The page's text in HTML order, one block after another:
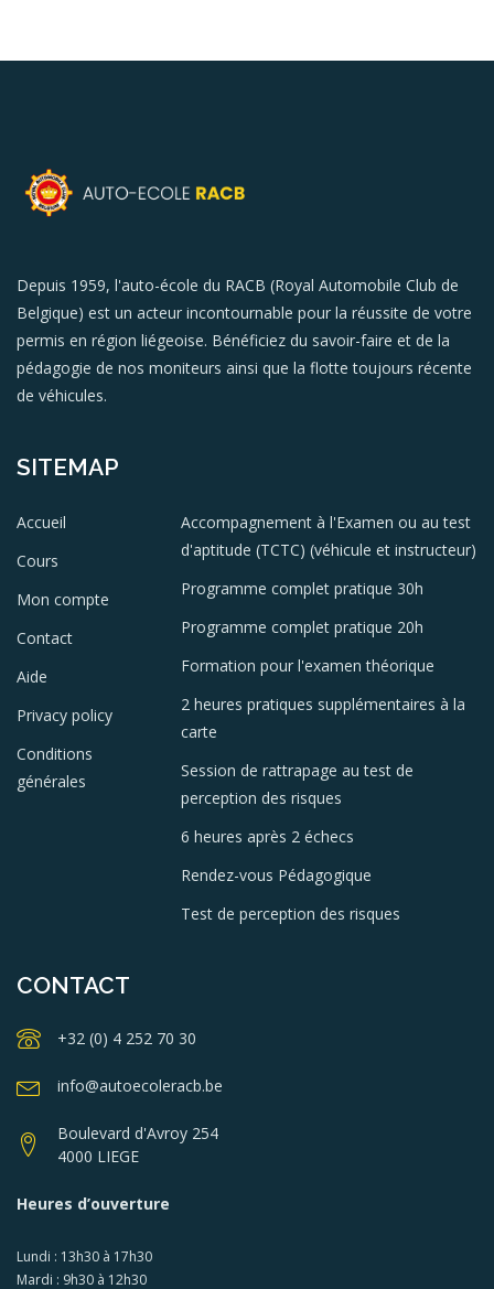
Depuis 1959, l'auto-école du RACB (Royal Automobile Club de
Belgique) est un acteur incontournable pour la réussite de votre
permis en région liégeoise. Bénéficiez du savoir-faire et de la
pédagogie de nos moniteurs ainsi que la flotte toujours récente
de véhicules.
SITEMAP
Accueil
Cours
Mon compte
Contact
Aide
Privacy policy
Conditions
générales
Accompagnement à l'Examen ou au test
d'aptitude (TCTC) (véhicule et instructeur)
Programme complet pratique 30h
Programme complet pratique 20h
Formation pour l'examen théorique
2 heures pratiques supplémentaires à la
carte
Session de rattrapage au test de
perception des risques
6 heures après 2 échecs
Rendez-vous Pédagogique
Test de perception des risques
CONTACT
+32 (0) 4 252 70 30
info@autoecoleracb.be
Boulevard d'Avroy 254
4000 LIEGE
Heures d’ouverture
Lundi : 13h30 à 17h30
Mardi : 9h30 à 12h30